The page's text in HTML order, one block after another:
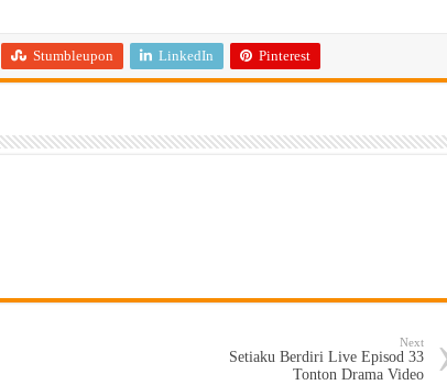
Stumbleupon LinkedIn Pinterest
Next
Setiaku Berdiri Live Episod 33
Tonton Drama Video